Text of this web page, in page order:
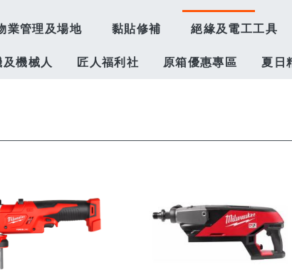
業管理及場地 黏貼修補 絕緣及電工工具
機械人 匠人福利社 原箱優惠專區 夏日